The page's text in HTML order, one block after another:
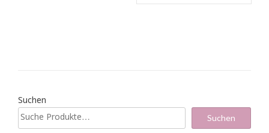
Suchen
Suchen